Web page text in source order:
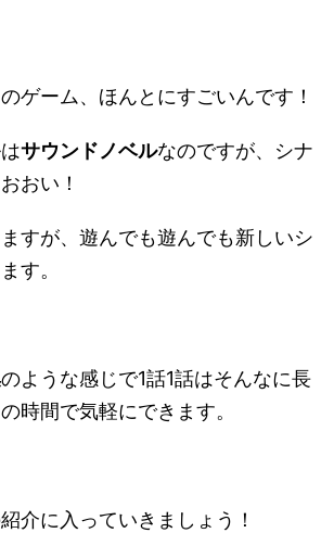
ゲーム、ほんとにすごいんです！
サウンドノベルなのですが、シナ
おい！
すが、遊んでも遊んでも新しいシ
す。
のような感じで1話1話はそんなに長
時間で気軽にできます。
介に入っていきましょう！